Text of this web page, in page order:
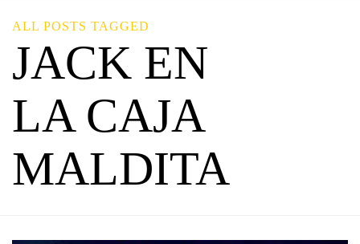
ALL POSTS TAGGED
JACK EN
LA CAJA
MALDITA